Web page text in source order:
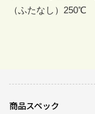
（ふたなし）250℃
商品スペック